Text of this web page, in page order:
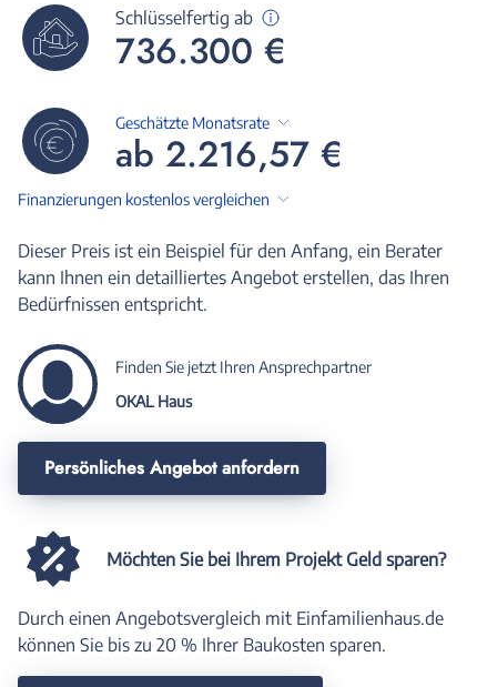
Schlüsselfertig ab
736.300 €
Geschätzte Monatsrate
ab 2.216,57 €
Finanzierungen kostenlos vergleichen
Dieser Preis ist ein Beispiel für den Anfang, ein Berater
kann Ihnen ein detailliertes Angebot erstellen, das Ihren
Bedürfnissen entspricht.
Finden Sie jetzt Ihren Ansprechpartner
OKAL Haus
Persönliches Angebot anfordern
Möchten Sie bei Ihrem Projekt Geld sparen?
Durch einen Angebotsvergleich mit Einfamilienhaus.de
können Sie bis zu 20 % Ihrer Baukosten sparen.